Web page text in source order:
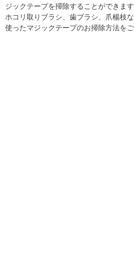
ジックテープを掃除することができま
ホコリ取りブラシ、歯ブラシ、爪楊枝
使ったマジックテープのお掃除方法をご